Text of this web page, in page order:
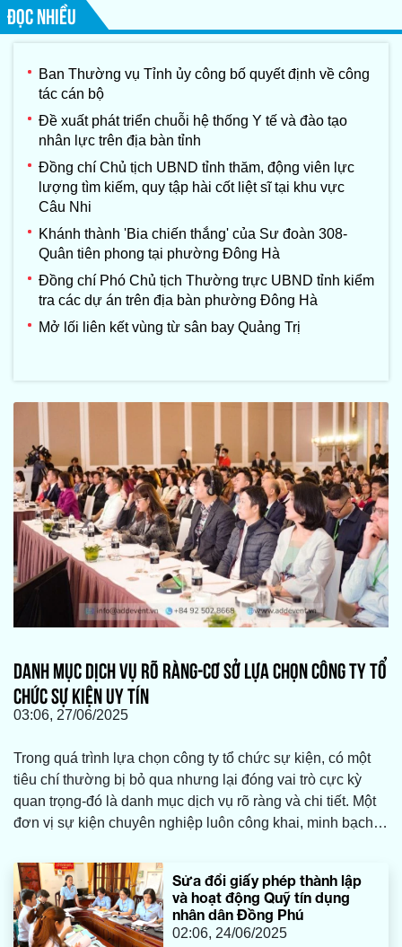
ĐỌC NHIỀU
Ban Thường vụ Tỉnh ủy công bố quyết định về công
tác cán bộ
Đề xuất phát triển chuỗi hệ thống Y tế và đào tạo
nhân lực trên địa bàn tỉnh
Đồng chí Chủ tịch UBND tỉnh thăm, động viên lực
lượng tìm kiếm, quy tập hài cốt liệt sĩ tại khu vực
Câu Nhi
Khánh thành 'Bia chiến thắng' của Sư đoàn 308-
Quân tiên phong tại phường Đông Hà
Đồng chí Phó Chủ tịch Thường trực UBND tỉnh kiểm
tra các dự án trên địa bàn phường Đông Hà
Mở lối liên kết vùng từ sân bay Quảng Trị
DANH MỤC DỊCH VỤ RÕ RÀNG-CƠ SỞ LỰA CHỌN CÔNG TY TỔ
CHỨC SỰ KIỆN UY TÍN
03:06, 27/06/2025
Trong quá trình lựa chọn công ty tổ chức sự kiện, có một
tiêu chí thường bị bỏ qua nhưng lại đóng vai trò cực kỳ
quan trọng-đó là danh mục dịch vụ rõ ràng và chi tiết. Một
đơn vị sự kiện chuyên nghiệp luôn công khai, minh bạch
giá năng lực thực tế, phù hợp với nhu cầu và ngân sách
của mình.
Sửa đổi giấy phép thành lập
và hoạt động Quỹ tín dụng
nhân dân Đồng Phú
02:06, 24/06/2025